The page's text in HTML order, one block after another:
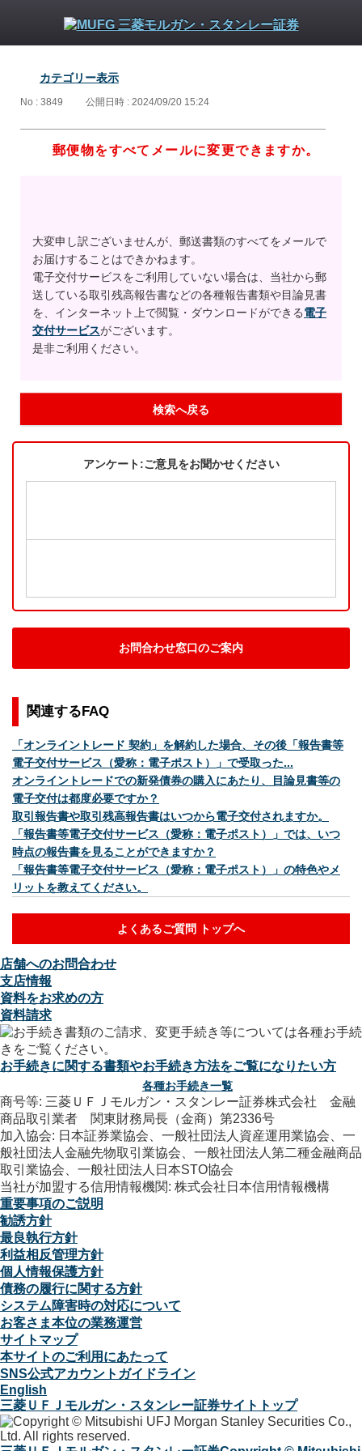
カテゴリー表示
No : 3849 公開日時 : 2024/09/20 15:24
郵便物をすべてメールに変更できますか。
大変申し訳ございませんが、郵送書類のすべてをメールで
お届けすることはできかねます。
電子交付サービスをご利用していない場合は、当社から郵
送している取引残高報告書などの各種報告書類や目論見書
を、インターネット上で閲覧・ダウンロードができる電子
交付サービスがございます。
是非ご利用ください。
検索へ戻る
アンケート:ご意見をお聞かせください
お問合わせ窓口のご案内
関連するFAQ
「オンライントレード 契約」を解約した場合、その後「報告書等
電子交付サービス（愛称：電子ポスト）」で受取った...
オンライントレードでの新発債券の購入にあたり、目論見書等の
電子交付は都度必要ですか？
取引報告書や取引残高報告書はいつから電子交付されますか。
「報告書等電子交付サービス（愛称：電子ポスト）」では、いつ
時点の報告書を見ることができますか？
「報告書等電子交付サービス（愛称：電子ポスト）」の特色やメ
リットを教えてください。
よくあるご質問 トップへ
店舗へのお問合わせ
支店情報
資料をお求めの方
資料請求
お手続きに関する書類やお手続き方法をご覧になりたい方
各種お手続き一覧
商号等: 三菱ＵＦＪモルガン・スタンレー証券株式会社 金融
商品取引業者 関東財務局長（金商）第2336号
加入協会: 日本証券業協会、一般社団法人資産運用業協会、一
般社団法人金融先物取引業協会、一般社団法人第二種金融商品
取引業協会、一般社団法人日本STO協会
当社が加盟する信用情報機関: 株式会社日本信用情報機構
重要事項のご説明
勧誘方針
最良執行方針
利益相反管理方針
個人情報保護方針
債務の履行に関する方針
システム障害時の対応について
お客さま本位の業務運営
サイトマップ
本サイトのご利用にあたって
SNS公式アカウントガイドライン
English
三菱ＵＦＪモルガン・スタンレー証券サイトトップ